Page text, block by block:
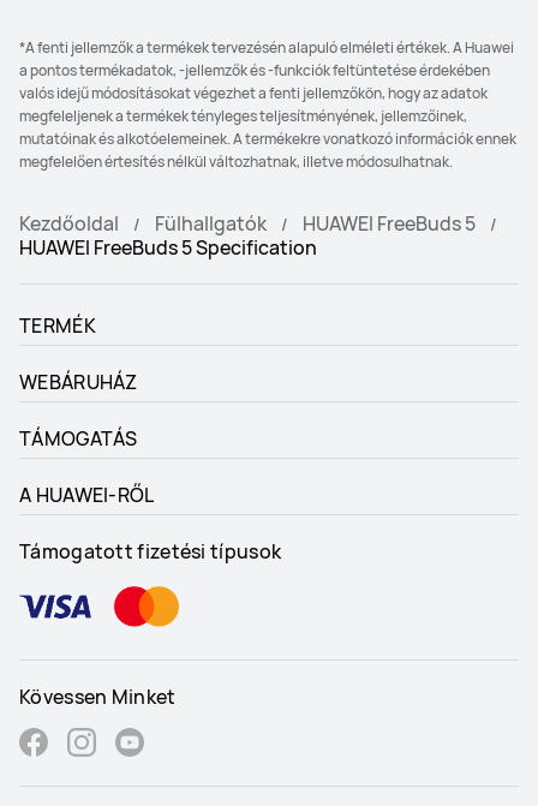
*A fenti jellemzők a termékek tervezésén alapuló elméleti értékek. A Huawei
a pontos termékadatok, -jellemzők és -funkciók feltüntetése érdekében
valós idejű módosításokat végezhet a fenti jellemzőkön, hogy az adatok
megfeleljenek a termékek tényleges teljesítményének, jellemzőinek,
mutatóinak és alkotóelemeinek. A termékekre vonatkozó információk ennek
megfelelően értesítés nélkül változhatnak, illetve módosulhatnak.
Kezdőoldal Fülhallgatók
HUAWEI FreeBuds 5
HUAWEI FreeBuds 5 Specification
TERMÉK
WEBÁRUHÁZ
TÁMOGATÁS
A HUAWEI-RŐL
Támogatott fizetési típusok
Kövessen Minket